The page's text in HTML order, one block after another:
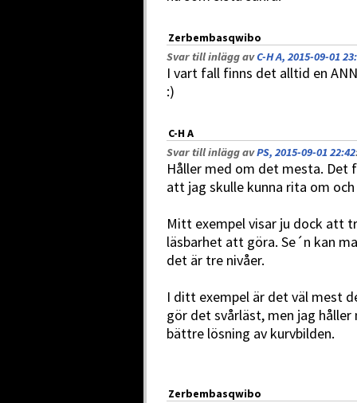
Zerbembasqwibo
Svar till inlägg avC-H A, 2015-09-01
I vart fall finns det alltid en
:)
C-H A
Svar till inlägg avPS, 2015-09-01 22:42
Håller med om det mesta. Det
att jag skulle kunna rita om
Mitt exempel visar ju dock att
läsbarhet att göra. Se´n kan
det är tre nivåer.
I ditt exempel är det väl mest
gör det svårläst, men jag
bättre lösning av kurvbilden.
Zerbembasqwibo